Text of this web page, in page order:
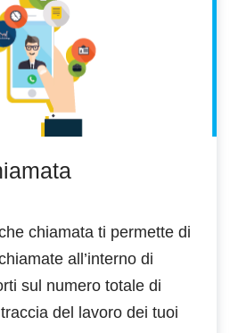
chiamata ti permette di
all’interno di
sul numero totale di
del lavoro dei tuoi